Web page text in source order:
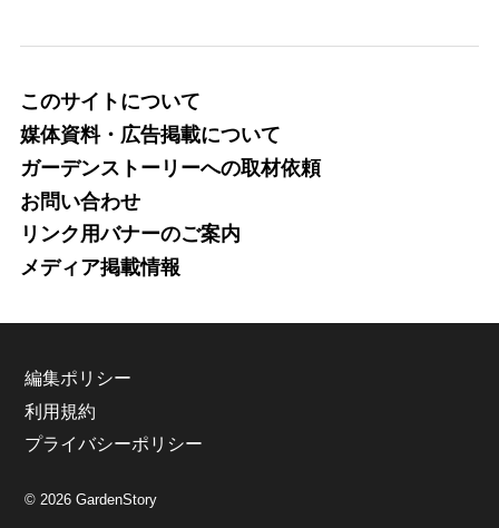
このサイトについて
媒体資料・広告掲載について
ガーデンストーリーへの取材依頼
お問い合わせ
リンク用バナーのご案内
メディア掲載情報
編集ポリシー
利用規約
プライバシーポリシー
© 2026 GardenStory